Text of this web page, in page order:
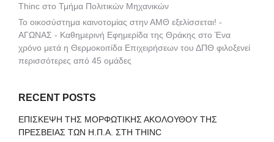
Thinc στο Τμήμα Πολιτικών Μηχανικών
Το οικοσύστημα καινοτομίας στην ΑΜΘ εξελίσσεται! -
ΑΓΩΝΑΣ - Καθημερινή Εφημερίδα της Θράκης στο Ένα
χρόνο μετά η Θερμοκοιτίδα Επιχειρήσεων του ΔΠΘ φιλοξενεί
περισσότερες από 45 ομάδες
RECENT POSTS
ΕΠΙΣΚΕΨΗ ΤΗΣ ΜΟΡΦΩΤΙΚΗΣ ΑΚΟΛΟΥΘΟΥ ΤΗΣ
ΠΡΕΣΒΕΙΑΣ ΤΩΝ Η.Π.Α. ΣΤΗ THINC